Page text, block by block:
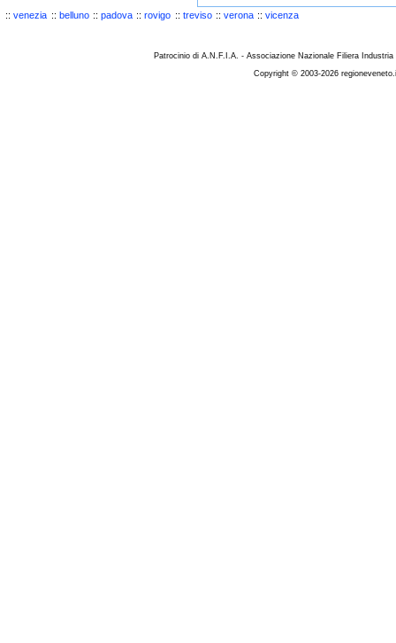
:: venezia :: belluno :: padova :: rovigo :: treviso :: verona :: vicenza
Patrocinio di A.N.F.I.A. - Associazione Nazionale Filiera
Copyright © 2003-2026